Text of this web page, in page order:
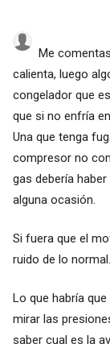
Me
calienta, luego
congelador que
que si no enfría
Una que tenga
compresor no
gas debería
alguna ocasión.
Si fuera que el
ruido de lo normal.
Lo que habría
mirar las
saber cual es la